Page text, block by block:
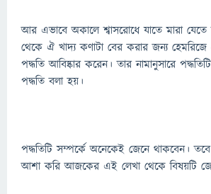
আর এভাবে অকালে শ্বাসরোধে যাতে মারা যেতে
থেকে ঐ খাদ্য কণাটা বের করার জন্য
পদ্ধতি আবিষ্কার করেন। তার নামানুসারে
পদ্ধতি বলা হয়।
পদ্ধতিটি সম্পর্কে অনেকেই জেনে থাকবেন। তবে
আশা করি আজকের এই লেখা থেকে বিষয়টি